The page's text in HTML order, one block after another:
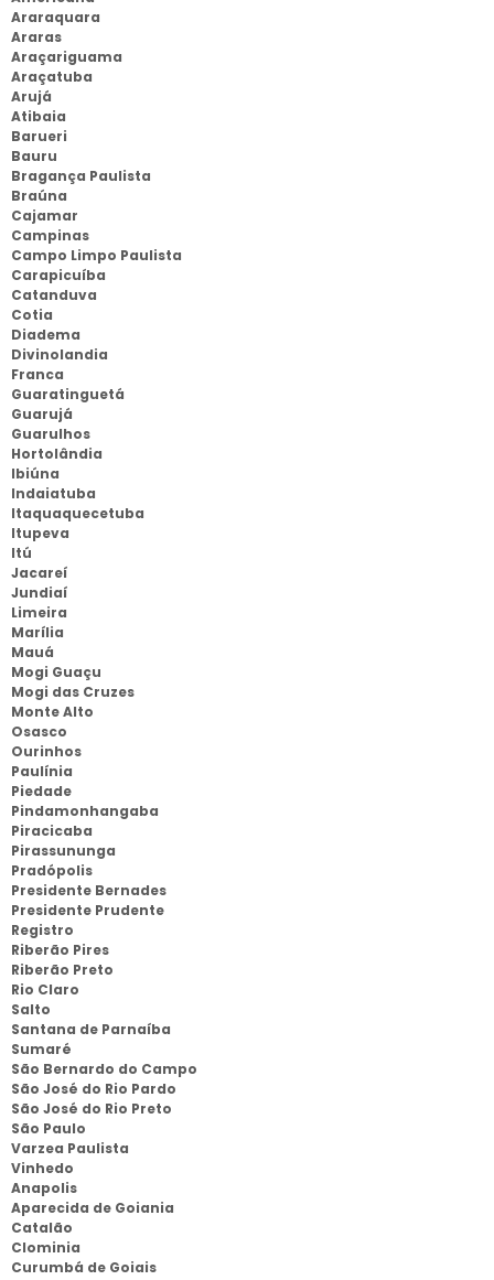
Araraquara
Araras
Araçariguama
Araçatuba
Arujá
Atibaia
Barueri
Bauru
Bragança Paulista
Braúna
Cajamar
Campinas
Campo Limpo Paulista
Carapicuíba
Catanduva
Cotia
Diadema
Divinolandia
Franca
Guaratinguetá
Guarujá
Guarulhos
Hortolândia
Ibiúna
Indaiatuba
Itaquaquecetuba
Itupeva
Itú
Jacareí
Jundiaí
Limeira
Marília
Mauá
Mogi Guaçu
Mogi das Cruzes
Monte Alto
Osasco
Ourinhos
Paulínia
Piedade
Pindamonhangaba
Piracicaba
Pirassununga
Pradópolis
Presidente Bernades
Presidente Prudente
Registro
Riberão Pires
Riberão Preto
Rio Claro
Salto
Santana de Parnaíba
Sumaré
São Bernardo do Campo
São José do Rio Pardo
São José do Rio Preto
São Paulo
Varzea Paulista
Vinhedo
Anapolis
Aparecida de Goiania
Catalão
Clominia
Curumbá de Goiais